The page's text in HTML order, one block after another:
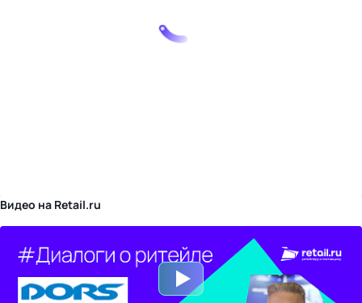
Видео на Retail.ru